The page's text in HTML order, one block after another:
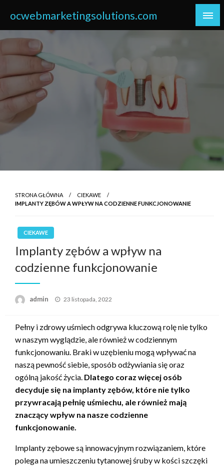
content
ocwebmarketingsolutions.com
STRONA GŁÓWNA
CIEKAWE
IMPLANTY ZĘBÓW A WPŁYW NA CODZIENNE FUNKCJONOWANIE
CIEKAWE
Implanty zębów a wpływ na
codzienne funkcjonowanie
admin
Opublikowane
23 listopada, 2022
Pełny i zdrowy uśmiech odgrywa kluczową rolę nie tylko
w naszym wyglądzie, ale również w codziennym
funkcjonowaniu. Braki w uzębieniu mogą wpływać na
naszą pewność siebie, sposób odżywiania się oraz
ogólną jakość życia. Dlatego coraz więcej osób
decyduje się na implanty zębów, które nie tylko
przywracają pełnię uśmiechu, ale również mają
znaczący wpływ na nasze codzienne
funkcjonowanie.
Implanty zębowe są innowacyjnym rozwiązaniem, które
polega na umieszczeniu tytanowej śruby w kości szczęki